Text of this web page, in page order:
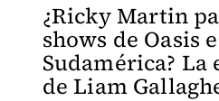
¿Ricky Martin
shows de Oasis
Sudamérica?
de Liam